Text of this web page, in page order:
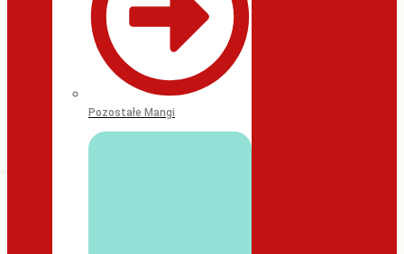
Pozostałe Mangi